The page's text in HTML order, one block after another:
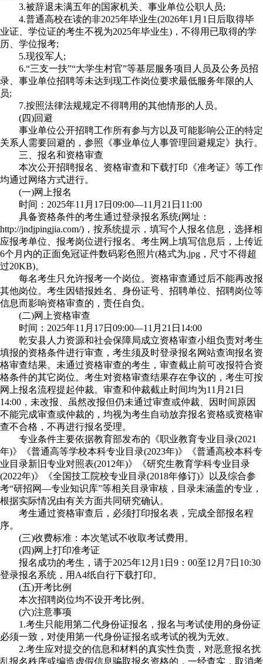
3.被辞退未满五年的国家机关、事业单位公职人员;
4.普通高校在读的非2025年毕业生(2026年1月1日后取得毕
业证、学位证的考生不视为2025年毕业生)，不得用已取得的学
历、学位报考;
5.现役军人;
6.“三支一扶”“大学生村官”等基层服务项目人员及公务员招
录、事业单位招聘等未达到现工作岗位要求最低服务年限的人
员;
7.按照法律法规规定不得聘用的其他情形的人员。
(四)回避
事业单位公开招聘工作所有参与方以及可能影响公正的特定
关系人需要回避的，参照《事业单位人事管理回避规定》执行。
三、报名和资格审查
本次公开招聘报名、资格审查和下载打印《准考证》等工作
均通过网络方式进行。
(一)网上报名
时间：2025年11月17日09:00—11月21日11:00
具备资格条件的考生通过登录报名系统(网址：
http://jndjpingjia.com/)，按系统提示，填写个人报名信息，选择相
应报考单位、报考岗位进行报名。考生网上填写信息后，上传近
6个月内的正面免冠证件数码彩色照片(格式为.jpg，尺寸不得超
过20KB)。
每名考生只允许报考一个岗位。资格审查通过后不能再改报
其他岗位。考生因错报姓名、身份证号、招聘单位、招聘岗位等
信息而影响资格审查的，责任自负。
(二)网上资格审查
时间：2025年11月17日09:00—11月21日14:00
乾安县人力资源和社会保障局成立资格审查小组负责对考生
填报的资格条件进行审查，考生须及时登录报名网站查询报名资
格审查结果。未通过资格审查的考生，审查截止前可改报符合资
格条件的其它岗位。考生对资格审查结果存在争议的，考生可按
网上报名流程提起仲裁。审查和仲裁截止时间均为11月21日
14:00，未改报、虽然改报但仍未通过审查或仲裁、因时间原因
不能完成审查或仲裁的，均视为考生自动放弃报名资格或资格审
查不合格，不再进行报名受理。
专业条件主要依据教育部发布的《职业教育专业目录(2021
年)》《普通高等学校本科专业目录(2023年)》《普通高校本科专
业目录新旧专业对照表(2012年)》《研究生教育学科专业目录
(2022年)》《全国技工院校专业目录(2018年修订)》以及综合参
考“研招网—专业知识库”等相关目录审核，目录未涵盖的专业，
根据实际情况由有关方面共同研究确认。
考生通过资格审查后，必须打印报名表，完成全部报名程
序。
(三)收费标准：本次笔试不收取考试费用。
(四)网上打印准考证
报名成功的考生，请于2025年12月1日9：00至12月7日10:30
登录报名系统，用A4纸自行下载打印。
(五)开考比例
本次招聘岗位均不设开考比例。
(六)注意事项
1.考生只能用第二代身份证报名，报名与考试使用的身份证
必须一致，对使用第一代身份证报名或考试的视为无效。
2.考生应对提交的信息和材料的真实性负责，对恶意报名扰
乱报名秩序或编造虚假信息骗取报名资格的，一经查实，取消考